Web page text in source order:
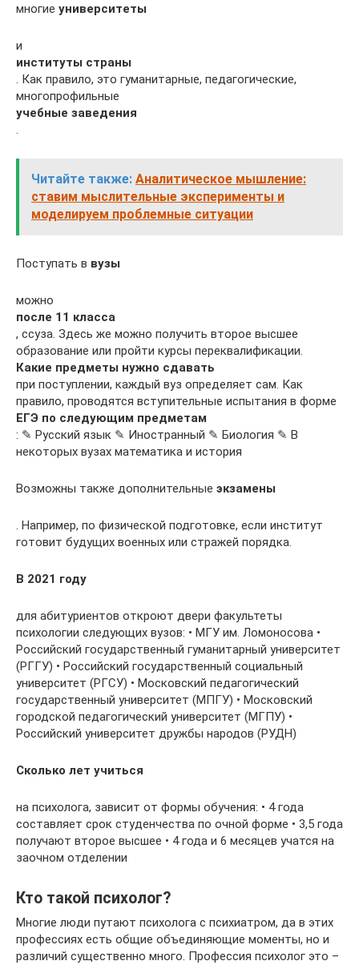
многие университеты
и
институты страны
. Как правило, это гуманитарные, педагогические,
многопрофильные
учебные заведения
Читайте также: Аналитическое мышление:
ставим мыслительные эксперименты и
моделируем проблемные ситуации
Поступать в вузы
можно
после 11 класса
, ссуза. Здесь же можно получить второе высшее
образование или пройти курсы переквалификации.
Какие предметы нужно сдавать
при поступлении, каждый вуз определяет сам. Как
правило, проводятся вступительные испытания в форме
ЕГЭ по следующим предметам
: ✎ Русский язык ✎ Иностранный ✎ Биология ✎ В
некоторых вузах математика и история
Возможны также дополнительные экзамены
. Например, по физической подготовке, если институт
готовит будущих военных или стражей порядка.
В 2021 году
для абитуриентов откроют двери факультеты
психологии следующих вузов: • МГУ им. Ломоносова •
Российский государственный гуманитарный университет
(РГГУ) • Российский государственный социальный
университет (РГСУ) • Московский педагогический
государственный университет (МПГУ) • Московский
городской педагогический университет (МГПУ) •
Российский университет дружбы народов (РУДН)
Сколько лет учиться
на психолога, зависит от формы обучения: • 4 года
составляет срок студенчества по очной форме • 3,5 года
получают второе высшее • 4 года и 6 месяцев учатся на
заочном отделении
Кто такой психолог?
Многие люди путают психолога с психиатром, да в этих
профессиях есть общие объединяющие моменты, но и
различий существенно много. Профессия психолог это –